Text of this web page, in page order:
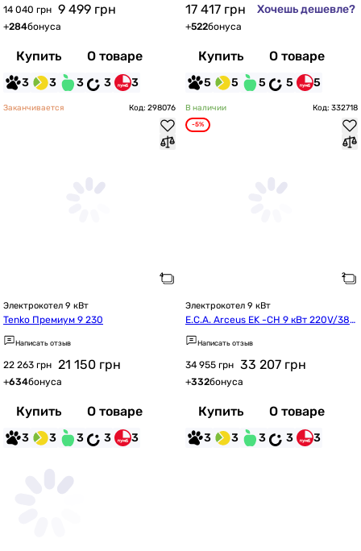
14 040 грн 9 499 грн
+284бонуса
Купить О товаре
3 3 3 3 3
17 417 грн Хочешь дешевле?
+522бонуса
Купить О товаре
5 5 5 5 5
Заканчивается Код: 298076
Электрокотел 9 кВт
Tenko Премиум 9 230
Написать отзыв
22 263 грн 21 150 грн
+634бонуса
Купить О товаре
3 3 3 3 3
В наличии Код: 332718
-5%
Электрокотел 9 кВт
E.C.A. Arceus EK -CH 9 кВт 220V/380
V
Написать отзыв
34 955 грн 33 207 грн
+332бонуса
Купить О товаре
3 3 3 3 3